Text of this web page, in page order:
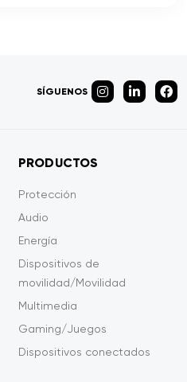
SÍGUENOS
PRODUCTOS
Protección
Audio
Energía
Dispositivos de
movilidad/Movilidad
Multimedia
Gaming/Juegos
Dispositivos conectados